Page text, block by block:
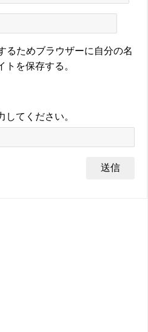
るためブラウザーに自分の名
を保存する。
してください。